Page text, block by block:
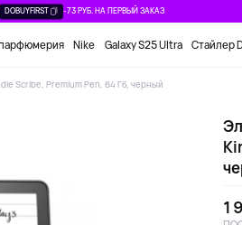
DOBUYFIRST -73 РУБ. НА ПЕРВЫЙ ЗАКАЗ
Nike Galaxy S25 Ultra Стайлер
Scribe, Premium Pen, 64 Гб, черный
1